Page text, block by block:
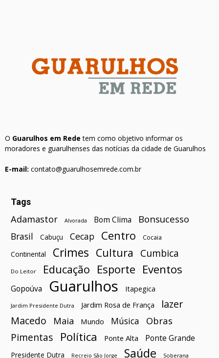
O Guarulhos em Rede tem como objetivo informar os
moradores e guarulhenses das notícias da cidade de Guarulhos
E-mail: contato@guarulhosemrede.com.br
Tags
Adamastor Alvorada Bom Clima Bonsucesso
Brasil Cabuçu Cecap Centro Cocaia
Continental Crimes Cultura Cumbica
Do Leitor Educação Esporte Eventos
Gopoúva Guarulhos Itapegica
Jardim Presidente Dutra Jardim Rosa de França
lazer
Macedo
Maia Mundo Música Obras
Pimentas Política Ponte Alta Ponte Grande
Presidente Dutra Recreio São Jorge Saúde Soberana